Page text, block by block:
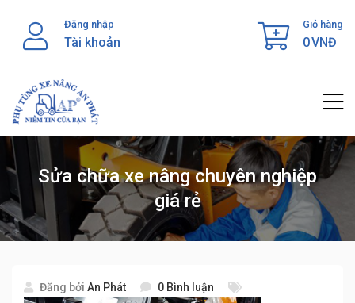
content
Đăng nhập
Tài khoản
Giỏ hàng
0VNĐ
Sửa chữa xe nâng chuyên nghiệp
giá rẻ
Đăng bởi An Phát 0 Bình luận